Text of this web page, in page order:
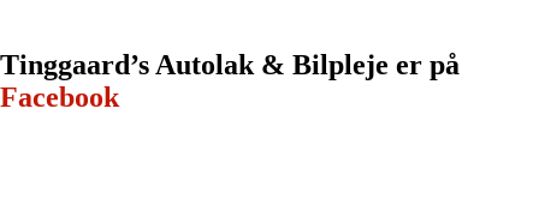
Tinggaard’s Autolak & Bilpleje er ​på
Facebook